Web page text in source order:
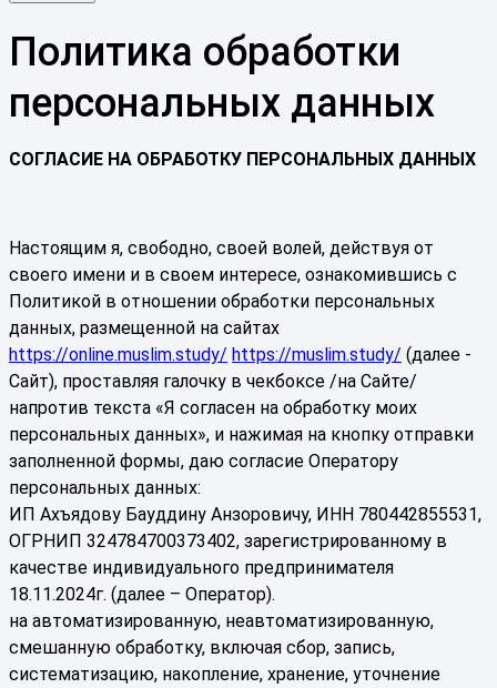
Политика обработки
персональных данных
СОГЛАСИЕ НА ОБРАБОТКУ ПЕРСОНАЛЬНЫХ ДАННЫХ
Настоящим я, свободно, своей волей, действуя от
своего имени и в своем интересе, ознакомившись с
Политикой в отношении обработки персональных
данных, размещенной на сайтах
https://online.muslim.study/ https://muslim.study/ (далее -
Сайт), проставляя галочку в чекбоксе /на Сайте/
напротив текста «Я согласен на обработку моих
персональных данных», и нажимая на кнопку отправки
заполненной формы, даю согласие Оператору
персональных данных:
ИП Ахъядову Бауддину Анзоровичу, ИНН 780442855531,
ОГРНИП 324784700373402, зарегистрированному в
качестве индивидуального предпринимателя
18.11.2024г. (далее – Оператор).
на автоматизированную, неавтоматизированную,
смешанную обработку, включая сбор, запись,
систематизацию, накопление, хранение, уточнение